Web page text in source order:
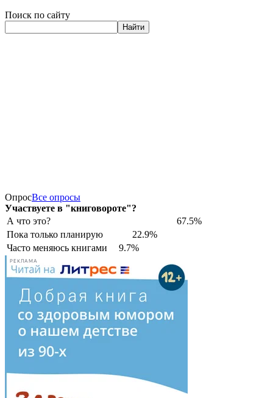
Поиск по сайту
Найти
ОпросВсе опросы
Участвуете в "книговороте"?
А что это?
67.5%
Пока только планирую
22.9%
Часто меняюсь книгами
9.7%
РЕКЛАМА